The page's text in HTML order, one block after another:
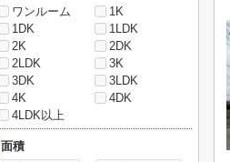
ワンルーム
1K
1DK
1LDK
2K
2DK
2LDK
3K
3DK
3LDK
4K
4DK
4LDK以上
面積